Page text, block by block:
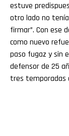
estuve
otro lado no
firmar”. Con ese
como nuevo
paso fugaz y sin
defensor de 25
tres temporadas